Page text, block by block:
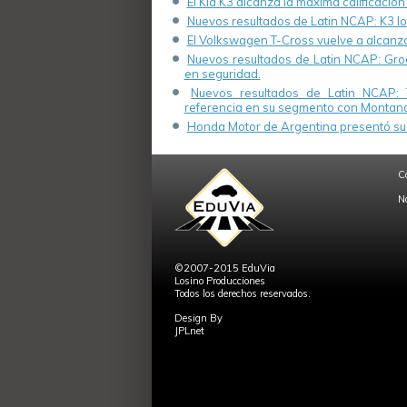
Nuevos resultados de Latin NCAP: K3
El Volkswagen T-Cross vuelve a
Nuevos resultados de Latin NCAP:
en seguridad.
Nuevos resultados de Latin
referencia en su segmento con
Honda Motor de Argentina presentó
©2007-2015 EduVia
Losino Producciones
Todos los derechos reservados.
Design By
JPLnet